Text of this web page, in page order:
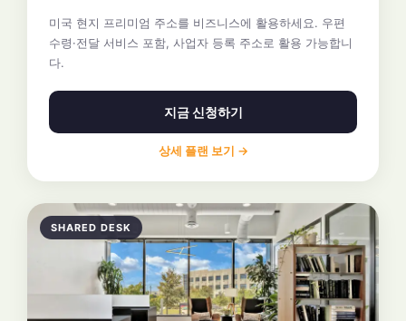
미국 현지 프리미엄 주소를 비즈니스에 활용하세요. 우편
수령·전달 서비스 포함, 사업자 등록 주소로 활용 가능합니
다.
지금 신청하기
상세 플랜 보기 →
SHARED DESK